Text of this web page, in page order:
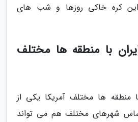
کره خاکی روزها و شب های
با منطقه ها مختلف
منطقه ها مختلف آمریکا یکی از
شهرهای مختلف هم می تواند